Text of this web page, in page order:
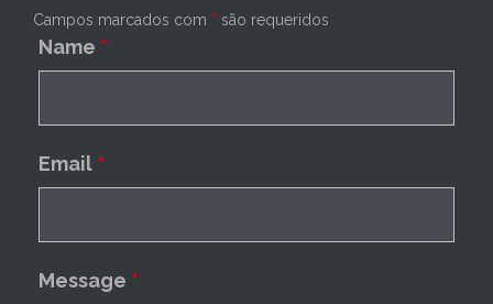
Campos marcados com * são requeridos
Name *
Email *
Message *